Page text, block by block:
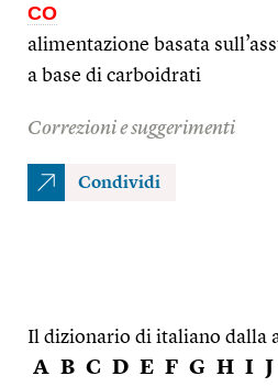
CO
alimentazione basata
a base di carboidrati
Correzioni e suggerimenti
Condividi
Il dizionario di italiano dalla
A B C D E F G H I J